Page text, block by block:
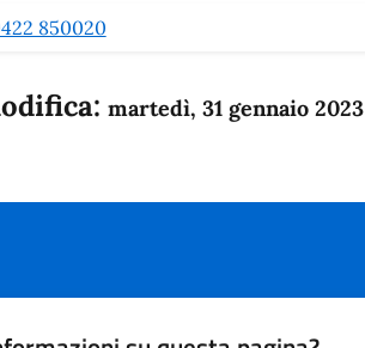
850020
martedì, 31 gennaio 2023